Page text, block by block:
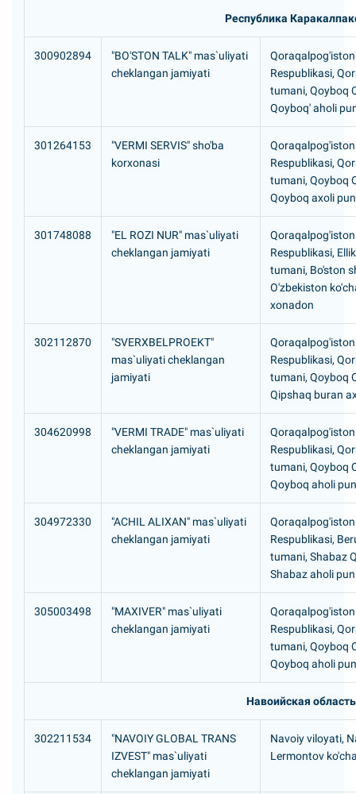
Республика
300902894
"BO'STON TALK" mas`uliyati
cheklangan jamiyati
Qoraqalpog'iston
Respublikasi,
tumani, Qoyboq
Qoyboq' aholi
301264153
"VERMI SERVIS" sho'ba
korxonasi
Qoraqalpog'iston
Respublikasi,
tumani, Qoyboq
Qoyboq axoli
301748088
"EL ROZI NUR" mas`uliyati
cheklangan jamiyati
Qoraqalpog'iston
Respublikasi,
tumani, Bo'ston
O'zbekiston
xonadon
302112870
"SVERXBELPROEKT"
mas`uliyati cheklangan
jamiyati
Qoraqalpog'iston
Respublikasi,
tumani, Qoyboq
Qipshaq buran
304620998
"VERMI TRADE" mas`uliyati
cheklangan jamiyati
Qoraqalpog'iston
Respublikasi,
tumani, Qoyboq
Qoyboq aholi
304972330
"ACHIL ALIXAN" mas`uliyati
cheklangan jamiyati
Qoraqalpog'iston
Respublikasi,
tumani, Shabaz
Shabaz aholi
305003498
"MAXIVER" mas`uliyati
cheklangan jamiyati
Qoraqalpog'iston
Respublikasi,
tumani, Qoyboq
Qoyboq aholi
Навоийская область
302211534
"NAVOIY GLOBAL TRANS
IZVEST" mas`uliyati
cheklangan jamiyati
Navoiy viloyati,
Lermontov